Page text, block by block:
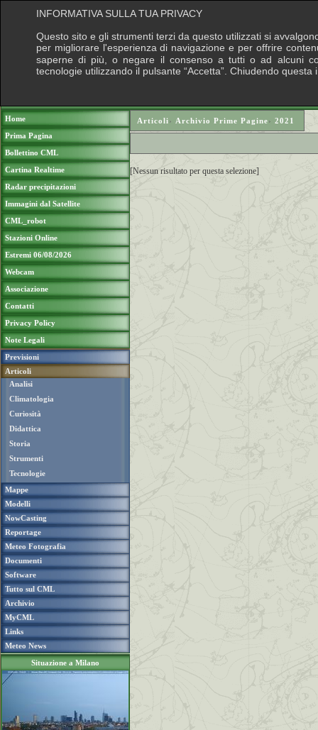
Home
Prima Pagina
Bollettino CML
Cartina Realtime
Radar precipitazioni
Immagini dal Satellite
CML_robot
Stazioni Online
Estremi 06/08/2026
Webcam
Associazione
Contatti
Privacy Policy
Note Legali
Previsioni
Articoli
Analisi
Climatologia
Curiosità
Didattica
Storia
Strumenti
Tecnologie
Mappe
Modelli
NowCasting
Reportage
Meteo Fotografia
Documenti
Software
Tutto sul CML
Archivio
MyCML
Links
Meteo News
Situazione a Milano
Articoli› Archivio Prime Pagine› 2021
[Nessun risultato per questa selezione]
INFORMATIVA SULLA TUA PRIVACY
Questo sito e gli strumenti terzi da questo utilizzati si
per migliorare l'esperienza di navigazione e per offrire
saperne di più, o negare il consenso a tutti o ad alcuni
tecnologie utilizzando il pulsante “Accetta”. Chiudendo